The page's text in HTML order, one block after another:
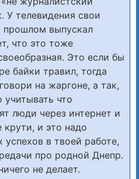
У телевидения свои
прошлом выпускал
что это тоже
Это если бы
байки травил, тогда
на жаргоне, а так,
что
люди через интернет и
и это надо
в твоей работе,
про родной Днепр.
не делает.